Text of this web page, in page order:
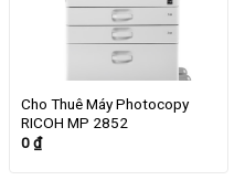
Cho Thuê Máy Photocopy
RICOH MP 2852
0₫